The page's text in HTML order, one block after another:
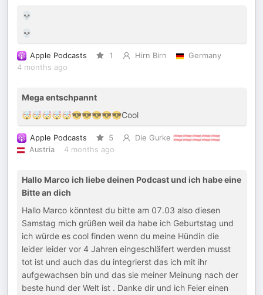
💀
💀
Apple Podcasts 1 Hirn Birn
Germany
4 months ago
Mega entschpannt
🤯🤯🤯🤯🤯😎😎😎😎😎Cool
Apple Podcasts 5
Die Gurke 🇦🇹🇦🇹🇦🇹🇦🇹🇦🇹
Austria
4 months ago
Hallo Marco ich liebe deinen Podcast und ich habe eine
Bitte an dich
Hallo Marco könntest du bitte am 07.03 also diesen
Samstag mich grüßen weil da habe ich Geburtstag und
ich würde es cool finden wenn du meine Hündin die
leider leider vor 4 Jahren eingeschläfert werden musst
tot ist und auch das du integrierst das ich mit ihr
aufgewachsen bin und das sie meiner Meinung nach der
beste hund der Welt ist . Danke dir und ich Feier einen